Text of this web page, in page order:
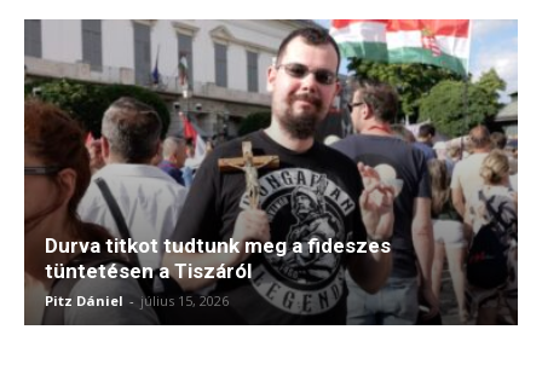
Durva titkot tudtunk meg a fideszes
tüntetésen a Tiszáról
Pitz Dániel - július 15, 2026